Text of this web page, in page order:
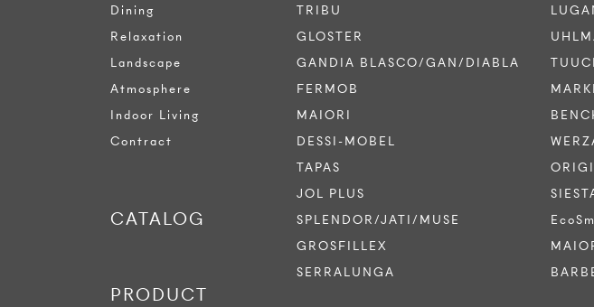
Dining
Relaxation
Landscape
Atmosphere
Indoor Living
Contract
CATALOG
PRODUCT
TRIBU
GLOSTER
GANDIA BLASCO/GAN/DIABLA
FERMOB
MAIORI
DESSI-MOBEL
TAPAS
JOL PLUS
SPLENDOR/JATI/MUSE
GROSFILLEX
SERRALUNGA
TUUCI